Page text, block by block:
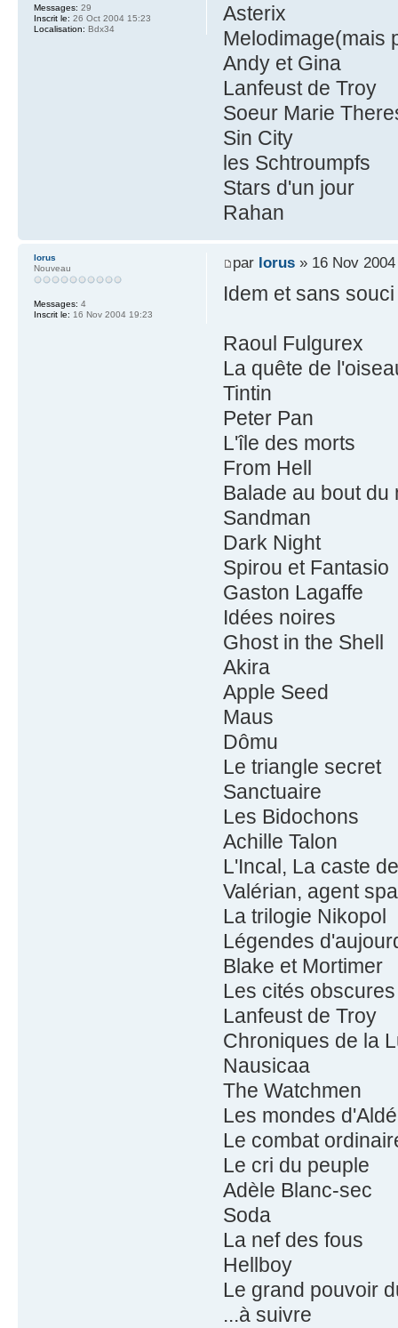
Asterix
Melodimage(mais
Andy et Gina
Lanfeust de Troy
Soeur Marie
Sin City
les Schtroumpfs
Stars d'un jour
Rahan
Messages: 29
Inscrit le: 26 Oct 2004 15:23
Localisation: Bdx34
par lorus» 16 Nov 2004
Idem et sans
Raoul Fulgurex
La quête de
Tintin
Peter Pan
L'île des morts
From Hell
Balade au bout du
Sandman
Dark Night
Spirou et Fantasio
Gaston Lagaffe
Idées noires
Ghost in the Shell
Akira
Apple Seed
Maus
Dômu
Le triangle secret
Sanctuaire
Les Bidochons
Achille Talon
L'Incal, La caste
Valérian, agent
La trilogie Nikopol
Légendes
Blake et Mortimer
Les cités obscures
Lanfeust de Troy
Chroniques de la
Nausicaa
The Watchmen
Les mondes
Le combat
Le cri du peuple
Adèle Blanc-sec
Soda
La nef des fous
Hellboy
Le grand pouvoir
...à suivre
lorus
Nouveau
Messages: 4
Inscrit le: 16 Nov 2004 19:23